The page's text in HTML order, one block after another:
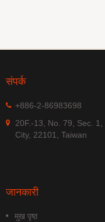
संपर्क
+886-2-86983698
20F.-13, No. 79, Sec.
City, 22101, Taiwan
जानकारी
मुख पृष्ठ